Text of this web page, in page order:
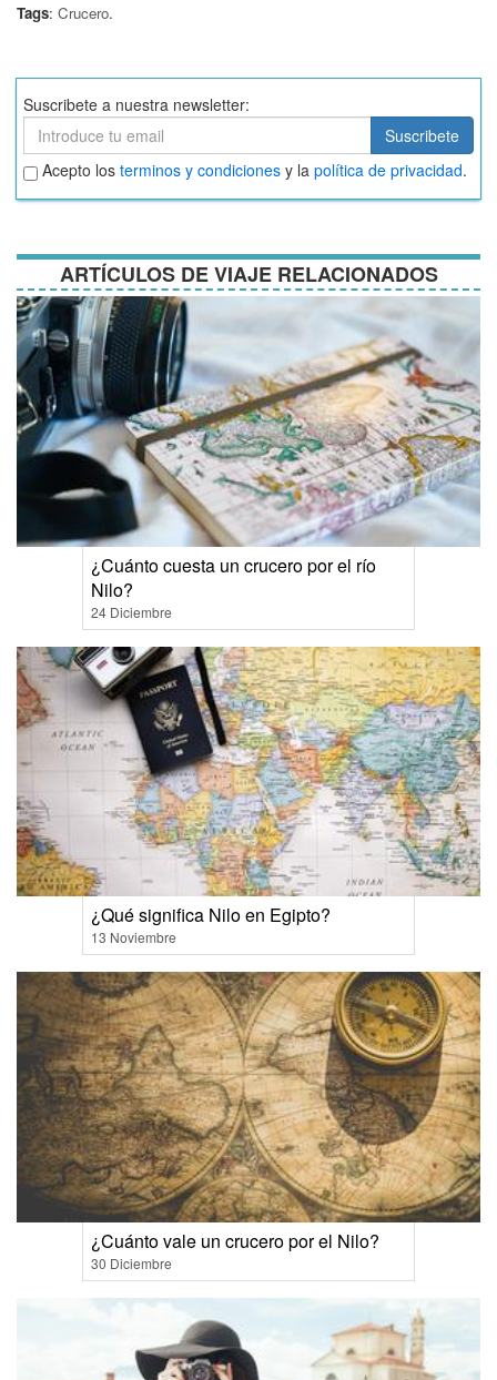
Tags: Crucero.
Suscribete a nuestra newsletter:
Suscribete
Suscribete
Aceptar
términos
y
Acepto los terminos y condiciones y la política de privacidad.
ARTÍCULOS DE VIAJE RELACIONADOS
¿Cuánto cuesta un crucero por el río
Nilo?
24 Diciembre
¿Qué significa Nilo en Egipto?
13 Noviembre
¿Cuánto vale un crucero por el Nilo?
30 Diciembre